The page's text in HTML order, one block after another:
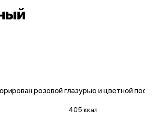
розовой глазурью и цветной
405 ккал